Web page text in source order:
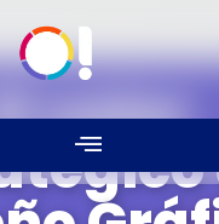
valor